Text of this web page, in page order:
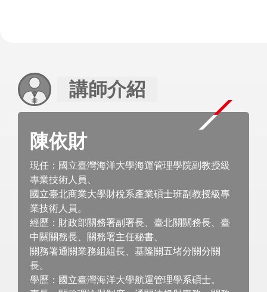
講師介紹
陳依財
現任：國立臺灣海洋大學海運管理學院副教授級
專業技術人員、
國立臺北商業大學財稅系產業碩士班副教授級專
業技術人員。
經歷：財政部關務署副署長、臺北關關務長、臺
中關關務長、關務署主任秘書、
關務署通關業務組組長、基隆關五堵分關分關
長。
學歷：國立臺灣海洋大學航運管理學系碩士。